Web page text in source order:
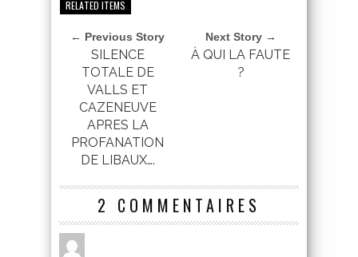
RELATED ITEMS
← Previous Story
SILENCE
TOTALE DE
VALLS ET
CAZENEUVE
APRES LA
PROFANATION
DE LIBAUX….
Next Story →
À QUI LA FAUTE
?
2 COMMENTAIRES